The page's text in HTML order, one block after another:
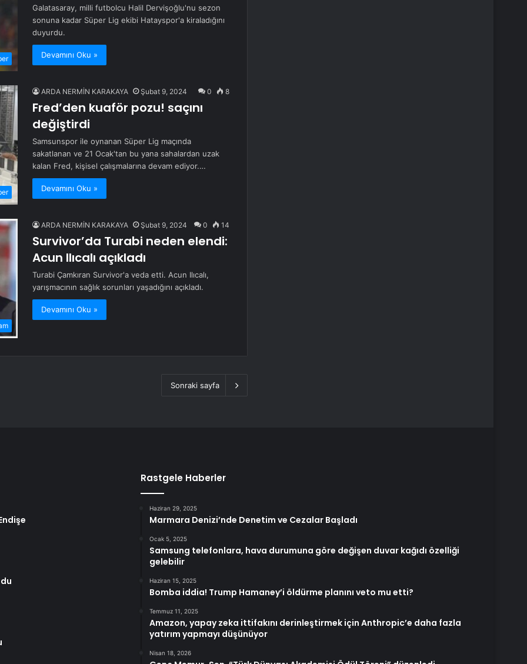
Galatasaray, milli futbolcu Halil Dervişoğlu'nu sezon
sonuna kadar Süper Lig ekibi Hatayspor'a kiraladığını
duyurdu.
Devamını Oku »
ARDA NERMİN KARAKAYA Şubat 9, 2024 0 8
Fred’den kuaför pozu! saçını
değiştirdi
Samsunspor ile oynanan Süper Lig maçında
sakatlanan ve 21 Ocak'tan bu yana sahalardan uzak
kalan Fred, kişisel çalışmalarına devam ediyor.…
Devamını Oku »
ARDA NERMİN KARAKAYA Şubat 9, 2024 0 14
Survivor’da Turabi neden elendi:
Acun Ilıcalı açıkladı
Turabi Çamkıran Survivor'a veda etti. Acun Ilıcalı,
yarışmacının sağlık sorunları yaşadığını açıkladı.
Devamını Oku »
Sonraki sayfa
Rastgele Haberler
Haziran 29, 2025
Marmara Denizi’nde Denetim ve Cezalar Başladı
Ocak 5, 2025
Samsung telefonlara, hava durumuna göre değişen duvar kağıdı özelliği
gelebilir
Haziran 15, 2025
Bomba iddia! Trump Hamaney’i öldürme planını veto mu etti?
Temmuz 11, 2025
Amazon, yapay zeka ittifakını derinleştirmek için Anthropic’e daha fazla
yatırım yapmayı düşünüyor
Nisan 18, 2026